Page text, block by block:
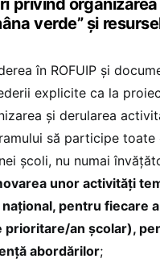
privind
verde” și
în ROFUIP și
explicite ca la
și derularea
să participe
școli, nu numai
unor activități
național, pentru fiecare
prioritare/an școlar),
abordărilor;